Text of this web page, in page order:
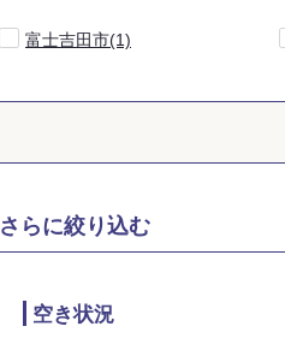
富士吉田市(1)
さらに絞り込む
空き状況